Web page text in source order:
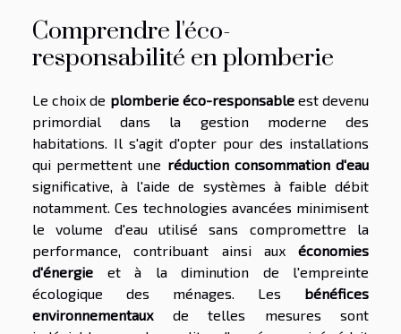
Comprendre l'éco-
responsabilité en plomberie
Le choix de plomberie éco-responsableest devenu
primordial dans la gestion moderne des
habitations. Il s'agit d'opter pour des installations
qui permettent une réduction consommation d'eau
significative, à l'aide de systèmes à faible débit
notamment. Ces technologies avancées minimisent
le volume d'eau utilisé sans compromettre la
performance, contribuant ainsi aux économies
d'énergie et à la diminution de l'empreinte
écologique des ménages. Les bénéfices
environnementauxde telles mesures sont